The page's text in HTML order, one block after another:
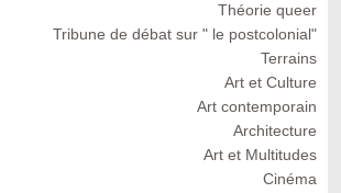
Théorie queer
Tribune de débat sur " le postcolonial"
Terrains
Art et Culture
Art contemporain
Architecture
Art et Multitudes
Cinéma